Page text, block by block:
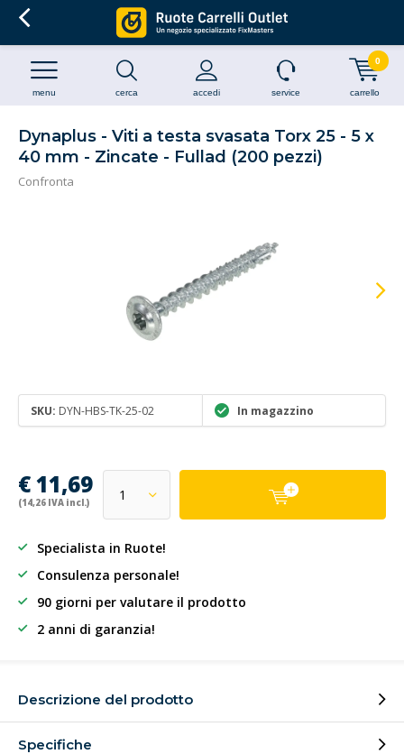
cerca accedi
menu service carrello
0
Dynaplus - Viti a testa svasata Torx 25 - 5 x
40 mm - Zincate - Fullad (200 pezzi)
Confronta
SKU: DYN-HBS-TK-25-02 In magazzino
€ 11,69
(14,26 IVA incl.)
Specialista in Ruote!
Consulenza personale!
90 giorni per valutare il prodotto
2 anni di garanzia!
Descrizione del prodotto
Specifiche